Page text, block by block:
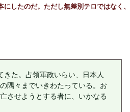
したのだ。ただし無差別テロではなく、
た。占領軍政いらい、日本人
隅々までいきわたっている。お
させようとする者に、いかなる